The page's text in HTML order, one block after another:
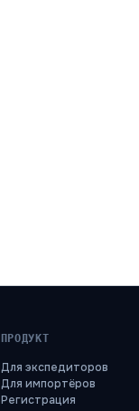
ПРОДУКТ
Для экспедиторов
Для импортёров
Регистрация